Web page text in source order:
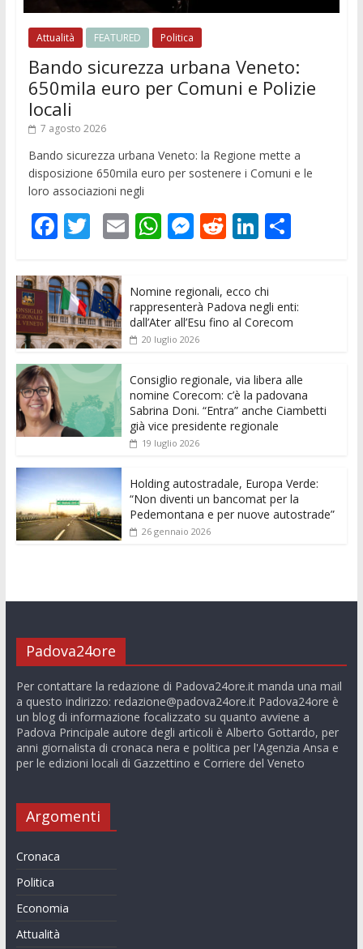
Attualità FEATURED Politica
Bando sicurezza urbana Veneto:
650mila euro per Comuni e Polizie
locali
7 agosto 2026
Bando sicurezza urbana Veneto: la Regione mette a
disposizione 650mila euro per sostenere i Comuni e le
loro associazioni negli
F
e
b
o
o
k
T
itt
er
E
l
W
s
A
p
p
M
ss
e
n
er
R
di
t
Li
k
e
dI
C
di
vi
Nomine regionali, ecco chi
rappresenterà Padova negli enti:
dall’Ater all’Esu fino al Corecom
20 luglio 2026
Consiglio regionale, via libera alle
nomine Corecom: c’è la padovana
Sabrina Doni. “Entra” anche Ciambetti
già vice presidente regionale
19 luglio 2026
Holding autostradale, Europa Verde:
“Non diventi un bancomat per la
Pedemontana e per nuove autostrade”
26 gennaio 2026
Padova24ore
Per contattare la redazione di Padova24ore.it manda una mail
a questo indirizzo: redazione@padova24ore.itPadova24ore è
un blog di informazione focalizzato su quanto avviene a
Padova Principale autore degli articoli è Alberto Gottardo, per
anni giornalista di cronaca nera e politica per l'Agenzia Ansa e
per le edizioni locali di Gazzettino e Corriere del Veneto
Argomenti
Cronaca
Politica
Economia
Attualità